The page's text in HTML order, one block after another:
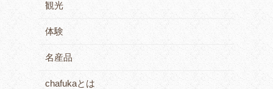
観光
体験
名産品
chafukaとは